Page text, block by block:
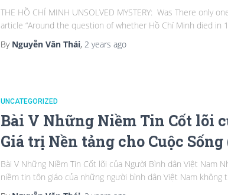
THE HỒ CHÍ MINH UNSOLVED MYSTERY: Was There
article “Around the question of whether Hồ Chí Minh died
By Nguyễn Văn Thái, 2 years ago
UNCATEGORIZED
Bài V Những Niềm Tin Cốt lõi
Giá trị Nền tảng cho Cuộc
Bài V Những Niềm Tin Cốt lõi của Người Bình dân Việt Nam
niềm tin tôn giáo của những người bình dân Việt Nam không